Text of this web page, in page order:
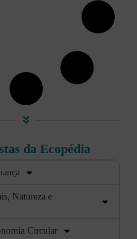
da Ecopédia
Natureza e
Circular